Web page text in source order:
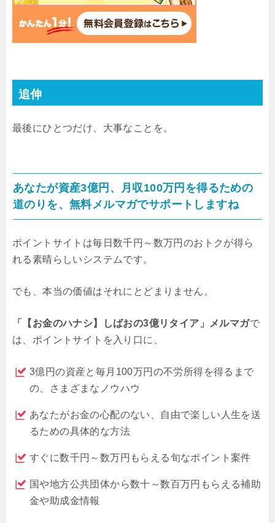
追伸
最後にひとつだけ、大事なことを。
あなたが資産3億円、月収100万円を得るための
道のりを、無料メルマガでサポートしますね
ポイントサイトは毎日数千円～数万円のおトクが得ら
れる素晴らしいシステムです。
でも、本当の価値はそれにとどまりません。
「【お金のハナシ】しばおの3億リタイア」メルマガで
は、ポイントサイトを入り口に、
3億円の資産と毎月100万円の不労所得を得るまで
の、さまざまなノウハウ
あなたがお金の心配のない、自由で楽しい人生を送
るための具体的な方法
すぐに数千円～数万円もらえる旬なポイント案件
国や地方公共団体から数十～数百万円もらえる補助
金や助成金情報